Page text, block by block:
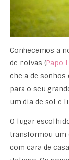
Conhecemos a
de noivas (Papo
cheia de sonhos
para o seu
um dia de sol e
O lugar
transformou um
com cara de